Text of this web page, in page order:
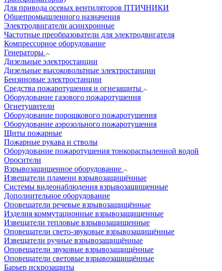
Для привода осевых вентиляторов ПТИЧНИКИ
Общепромышленного назначения
Электродвигатели асинхронные
Частотные преобразователи для электродвигателя
Компрессорное оборудование
Генераторы
Дизельные электростанции
Дизельные высоковольтные электростанции
Бензиновые электростанции
Средства пожаротушения и огнезащиты
Оборудование газового пожаротушения
Огнетушители
Оборудование порошкового пожаротушения
Оборудование аэрозольного пожаротушения
Щиты пожарные
Пожарные рукава и стволы
Оборудование пожаротушения тонкораспыленной водой
Оросители
Взрывозащищенное оборудование
Извещатели пламени взрывозащищённые
Системы видеонаблюдения взрывозащищенные
Дополнительное оборудование
Оповещатели речевые взрывозащищённые
Изделия коммутационные взрывозащищенные
Извещатели тепловые взрывозащищенные
Оповещатели свето-звуковые взрывозащищённые
Извещатели ручные взрывозащищённые
Оповещатели звуковые взрывозащищённые
Оповещатели световые взрывозащищённые
Барьер искрозащиты